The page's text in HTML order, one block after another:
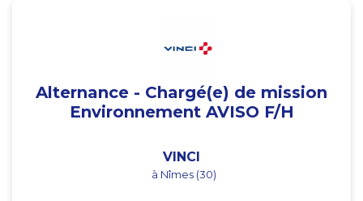
Alternance - Chargé(e) de mission
Environnement AVISO F/H
VINCI
à Nîmes (30)